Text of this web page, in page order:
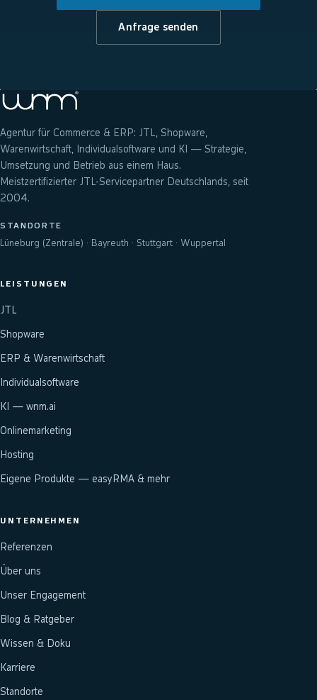
Anfrage senden
Agentur für Commerce & ERP: JTL, Shopware,
Warenwirtschaft, Individualsoftware und KI — Strategie,
Umsetzung und Betrieb aus einem Haus.
Meistzertifizierter JTL-Servicepartner Deutschlands, seit
2004.
STANDORTE
Lüneburg (Zentrale) · Bayreuth · Stuttgart · Wuppertal
LEISTUNGEN
JTL
Shopware
ERP & Warenwirtschaft
Individualsoftware
KI — wnm.ai
Onlinemarketing
Hosting
Eigene Produkte — easyRMA & mehr
UNTERNEHMEN
Referenzen
Über uns
Unser Engagement
Blog & Ratgeber
Wissen & Doku
Karriere
Standorte